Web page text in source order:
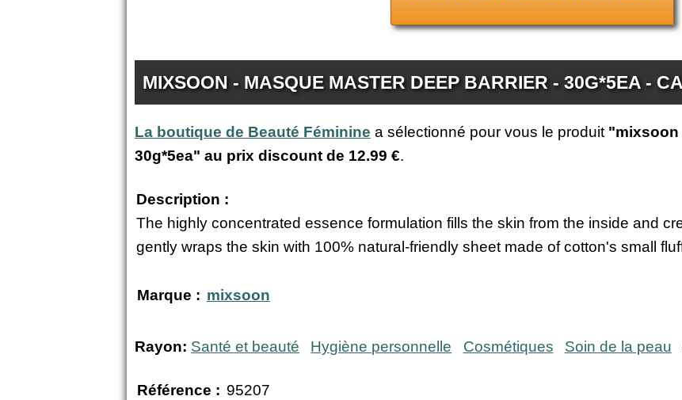
MIXSOON - MASQUE MASTER DEEP BARRIER - 30G*5EA -
La boutique de Beauté Féminine a sélectionné pour vous le produit "mixsoon
30g*5ea" au prix discount de 12.99 €.
Description :
The highly concentrated essence formulation fills the skin from the inside and
gently wraps the skin with 100% natural-friendly sheet made of cotton's small
Marque : mixsoon
Rayon: Santé et beauté Hygiène personnelle Cosmétiques Soin de la peau
Référence : 95207